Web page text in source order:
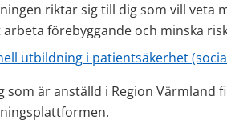
riktar sig till dig som vill veta
förebyggande och minska
utbildning i patientsäkerhet
som är anställd i Region Värmland